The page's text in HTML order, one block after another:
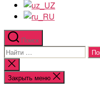
Поиск
Поиск:
Закрыть
поиск
Закрыть меню